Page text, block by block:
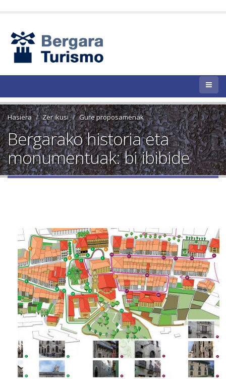
Hasiera Zer ikusi Gure proposamenak
Bergarako historia eta
monumentuak: bi ibibide